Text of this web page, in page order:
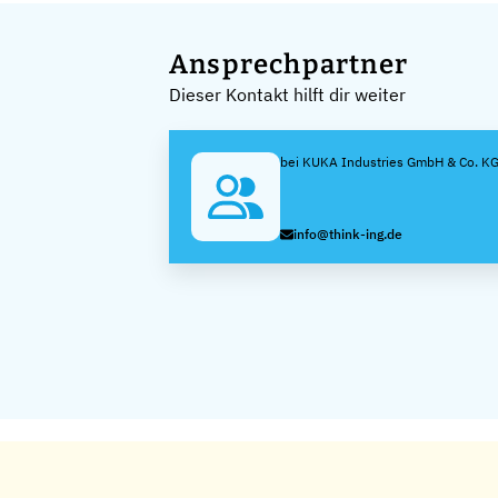
Ansprechpartner
Dieser Kontakt hilft dir weiter
bei KUKA Industries GmbH & Co. KG
info@think-ing.de